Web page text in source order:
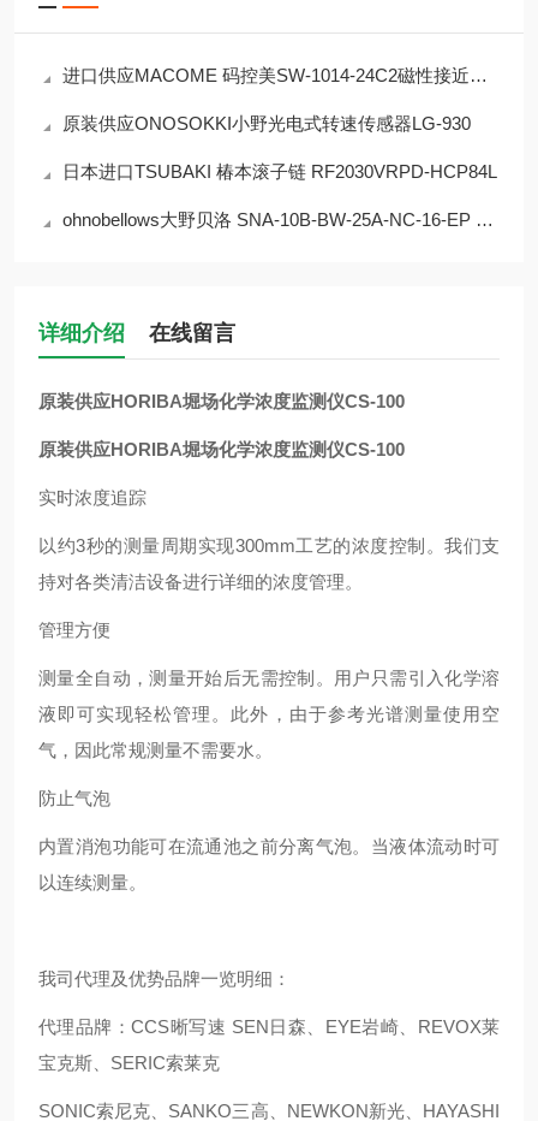
进口供应MACOME 码控美SW-1014-24C2磁性接近开关
原装供应ONOSOKKI小野光电式转速传感器LG-930
日本进口TSUBAKI 椿本滚子链 RF2030VRPD-HCP84L
ohnobellows大野贝洛 SNA-10B-BW-25A-NC-16-EP 手动阀
详细介绍 在线留言
原装供应HORIBA堀场化学浓度监测仪CS-100
原装供应HORIBA堀场化学浓度监测仪CS-100
实时浓度追踪
以约3秒的测量周期实现300mm工艺的浓度控制。我们支
持对各类清洁设备进行详细的浓度管理。
管理方便
测量全自动，测量开始后无需控制。用户只需引入化学溶
液即可实现轻松管理。此外，由于参考光谱测量使用空
气，因此常规测量不需要水。
防止气泡
内置消泡功能可在流通池之前分离气泡。当液体流动时可
以连续测量。
我司代理及优势品牌一览明细：
代理品牌：CCS晰写速 SEN日森、EYE岩崎、REVOX莱
宝克斯、SERIC索莱克
SONIC索尼克、SANKO三高、NEWKON新光、HAYASHI